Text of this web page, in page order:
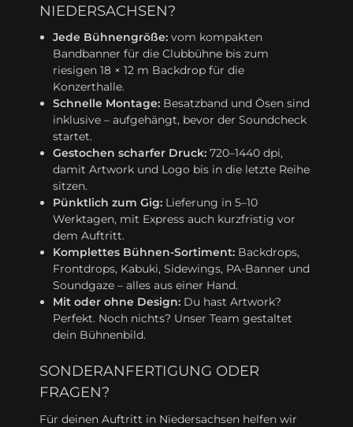
NIEDERSACHSEN?
Jede Bühnengröße: vom kompakten
Bandbanner für die Clubbühne bis zum
riesigen 18 × 12 m Backdrop für die
Konzerthalle.
Schnelle Montage: Besatzband und Ösen sind
inklusive – aufgehängt, bevor der Soundcheck
startet.
Gestochen scharfer Druck: 720–1440 dpi,
damit Artwork und Logo bis in die letzte Reihe
sitzen.
Pünktlich zum Gig: Lieferung in 5–10
Werktagen, mit Express auch kurzfristig vor
dem Auftritt.
Komplettes Bühnen-Sortiment: Backdrops,
Frontdrops, Kabuki, Sidewings, PA-Banner und
Soundgaze – alles aus einer Hand.
Mit oder ohne Design: Du hast Artwork?
Perfekt. Noch nichts? Unser Team gestaltet
dein Bühnenbild.
SONDERANFERTIGUNG ODER
FRAGEN?
Für deinen Auftritt in Niedersachsen helfen wir